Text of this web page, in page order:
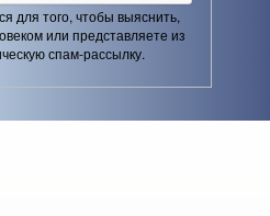
для того, чтобы выяснить,
или представляете из
спам-рассылку.